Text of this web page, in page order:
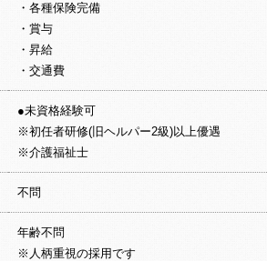
・各種保険完備
・賞与
・昇給
・交通費
●未資格経験可
※初任者研修(旧ヘルパー2級)以上優遇
※介護福祉士
不問
年齢不問
※人柄重視の採用です